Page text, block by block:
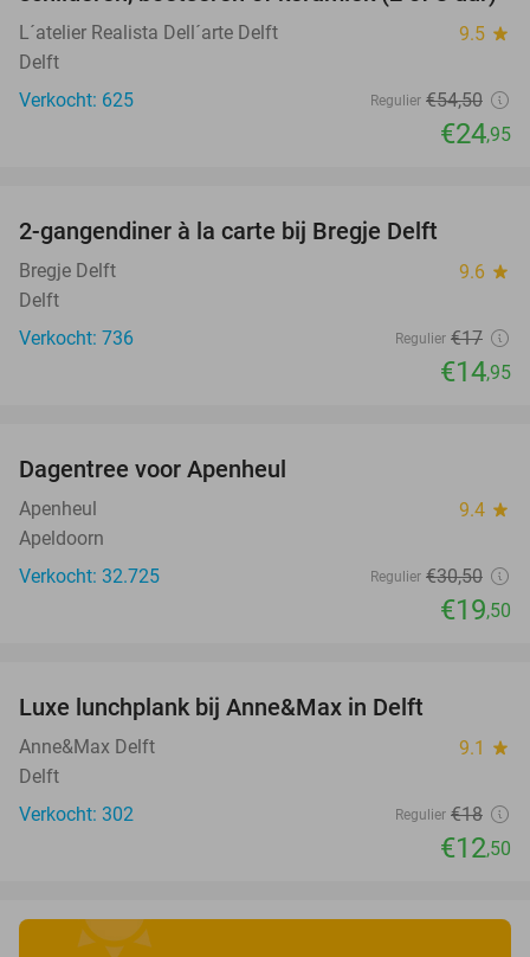
L´atelier Realista Dell´arte Delft 9.5 star
Delft
Verkocht: 625
Regulier €54,50
€24,95
2-gangendiner à la carte bij Bregje Delft
Bregje Delft 9.6 star
Delft
Verkocht: 736
Regulier €17
€14,95
Dagentree voor Apenheul
Apenheul 9.4 star
Apeldoorn
Verkocht: 32.725
Regulier €30,50
€19,50
Luxe lunchplank bij Anne&Max in Delft
Anne&Max Delft 9.1 star
Delft
Verkocht: 302
Regulier €18
€12,50